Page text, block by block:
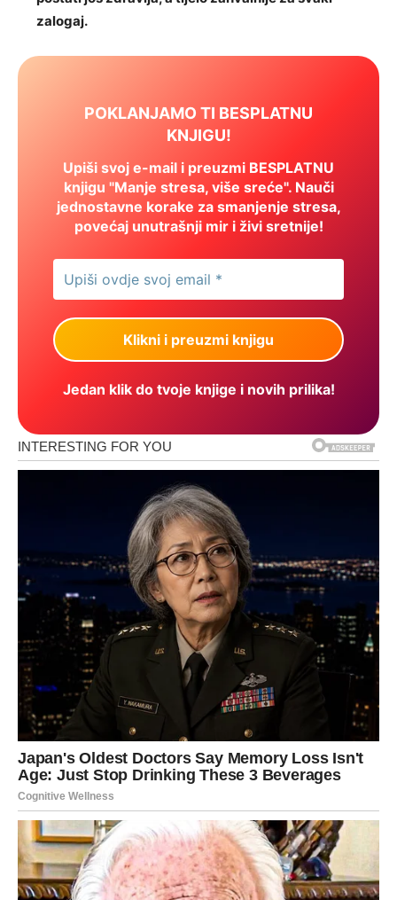
zalogaj.
POKLANJAMO TI BESPLATNU
KNJIGU!
Upiši svoj e-mail i preuzmi BESPLATNU
knjigu "Manje stresa, više sreće". Nauči
jednostavne korake za smanjenje stresa,
povećaj unutrašnji mir i živi sretnije!
Jedan klik do tvoje knjige i novih prilika!